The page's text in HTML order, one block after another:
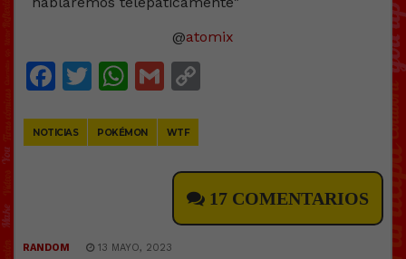
@atomix
Facebook
Twitter
WhatsApp
Gmail
NOTICIAS POKÉMON WTF
17 COMENTARIOS
RANDOM 13 MAYO, 2023